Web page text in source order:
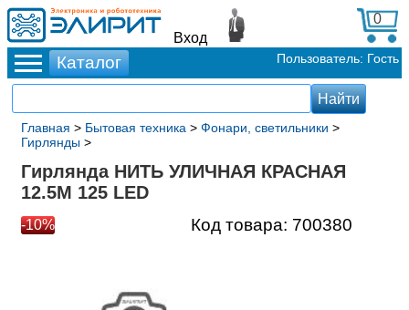
Вход
0
Пользователь: Гость
Главная > Бытовая техника > Фонари, светильники >
Гирлянды >
Гирлянда НИТЬ УЛИЧНАЯ КРАСНАЯ
12.5М 125 LED
-10% Код товара: 700380